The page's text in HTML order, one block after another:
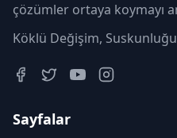
çözümler ortaya koymayı
Köklü Değişim,
Sayfalar